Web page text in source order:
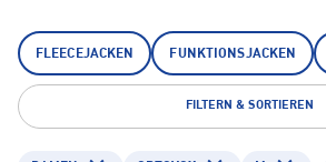
FLEECEJACKEN FUNKTIONSJACKEN
FILTERN & SORTIEREN